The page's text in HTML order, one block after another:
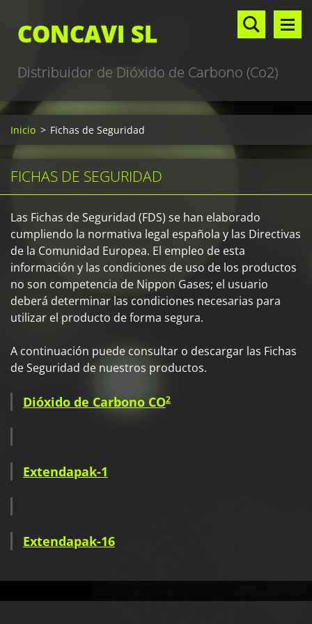
CONCAVI SL
Distribuidor de Dióxido de Carbono (Co2)
Inicio > Fichas de Seguridad
FICHAS DE SEGURIDAD
Las Fichas de Seguridad (FDS) se han elaborado
cumpliendo la normativa legal española y las Directivas
de la Comunidad Europea. El empleo de esta
información y las condiciones de uso de los productos
no son competencia de Nippon Gases; el usuario
deberá determinar las condiciones necesarias para
utilizar el producto de forma segura.
A continuación puede consultar o descargar las Fichas
de Seguridad de nuestros productos.
Dióxido de Carbono CO2
Extendapak-1
Extendapak-16